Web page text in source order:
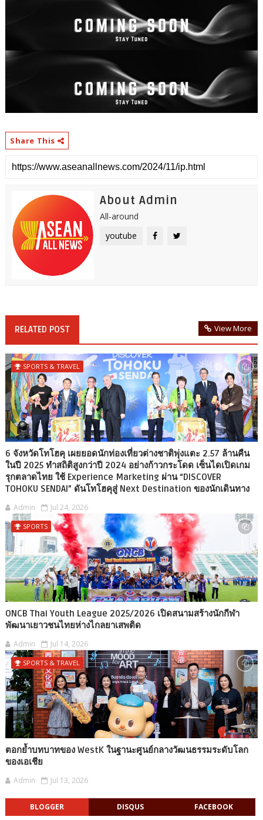
Share This
About Admin
All-around
youtube
RELATED POST View More
SPORTS & TRAVEL
6 จังหวัดโทโฮคุ เผยยอดนักท่องเที่ยวต่างชาติพุ่งแตะ 2.57 ล้านคืน
ในปี 2025 ทำสถิติสูงกว่าปี 2024 อย่างก้าวกระโดด เซ็นไดเปิดเกม
รุกตลาดไทย ใช้ Experience Marketing ผ่าน “DISCOVER
TOHOKU SENDAI” ดันโทโฮคุสู่ Next Destination ของนักเดินทาง
Admin Jul 24, 2026
SPORTS
ONCB Thai Youth League 2025/2026 เปิดสนามสร้างนักกีฬา
พัฒนาเยาวชนไทยห่างไกลยาเสพติด
Admin Jul 14, 2026
SPORTS & TRAVEL
ตอกย้ำบทบาทของ WestK ในฐานะศูนย์กลางวัฒนธรรมระดับโลก
ของเอเชีย
Admin Jul 13, 2026
BLOGGER DISQUS FACEBOOK